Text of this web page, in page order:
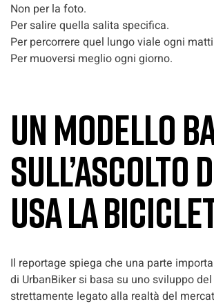
Non per la foto.
Per salire quella salita specifica.
Per percorrere quel lungo viale ogni
Per muoversi meglio ogni giorno.
Un modello
sull’ascolto
usa la
Il reportage spiega che una parte
di UrbanBiker si basa su uno sviluppo
strettamente legato alla realtà del